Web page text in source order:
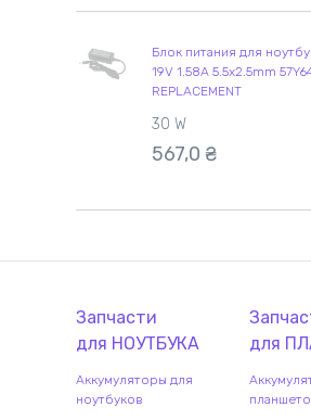
Блок питания для
19V 1.58A 5.5x2.5mm
REPLACEMENT
30 W
567,0 ₴
Запчасти
для НОУТБУКА
Аккумуляторы для
ноутбуков
для